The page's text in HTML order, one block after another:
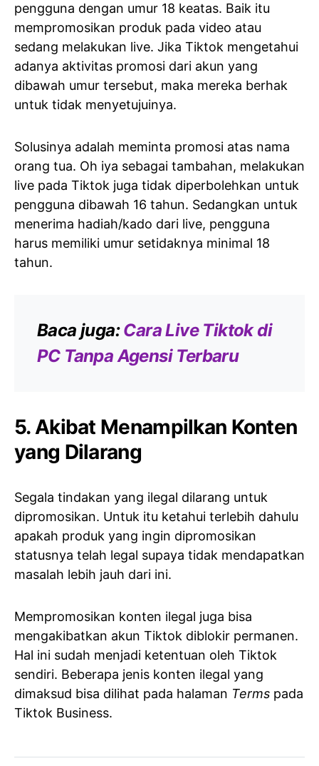
pengguna dengan umur 18 keatas. Baik itu
mempromosikan produk pada video atau
sedang melakukan live. Jika Tiktok mengetahui
adanya aktivitas promosi dari akun yang
dibawah umur tersebut, maka mereka berhak
untuk tidak menyetujuinya.
Solusinya adalah meminta promosi atas nama
orang tua. Oh iya sebagai tambahan, melakukan
live pada Tiktok juga tidak diperbolehkan untuk
pengguna dibawah 16 tahun. Sedangkan untuk
menerima hadiah/kado dari live, pengguna
harus memiliki umur setidaknya minimal 18
tahun.
Baca juga:Cara Live Tiktok di
PC Tanpa Agensi Terbaru
5. Akibat Menampilkan Konten
yang Dilarang
Segala tindakan yang ilegal dilarang untuk
dipromosikan. Untuk itu ketahui terlebih dahulu
apakah produk yang ingin dipromosikan
statusnya telah legal supaya tidak mendapatkan
masalah lebih jauh dari ini.
Mempromosikan konten ilegal juga bisa
mengakibatkan akun Tiktok diblokir permanen.
Hal ini sudah menjadi ketentuan oleh Tiktok
sendiri. Beberapa jenis konten ilegal yang
dimaksud bisa dilihat pada halaman Terms pada
Tiktok Business.